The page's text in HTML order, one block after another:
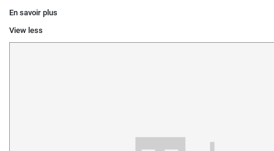
En savoir plus
View less